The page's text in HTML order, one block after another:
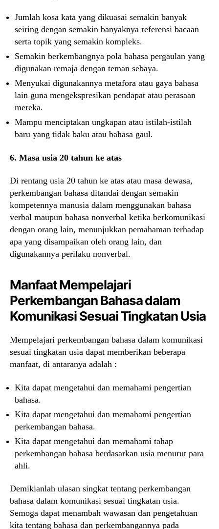
Jumlah kosa kata yang dikuasai semakin banyak
seiring dengan semakin banyaknya referensi bacaan
serta topik yang semakin kompleks.
Semakin berkembangnya pola bahasa pergaulan yang
digunakan remaja dengan teman sebaya.
Menyukai digunakannya metafora atau gaya bahasa
lain guna mengekspresikan pendapat atau perasaan
mereka.
Mampu menciptakan ungkapan atau istilah-istilah
baru yang tidak baku atau bahasa gaul.
6. Masa usia 20 tahun ke atas
Di rentang usia 20 tahun ke atas atau masa dewasa,
perkembangan bahasa ditandai dengan semakin
kompetennya manusia dalam menggunakan bahasa
verbal maupun bahasa nonverbal ketika berkomunikasi
dengan orang lain, menunjukkan pemahaman terhadap
apa yang disampaikan oleh orang lain, dan
digunakannya perilaku nonverbal.
Manfaat Mempelajari
Perkembangan Bahasa dalam
Komunikasi Sesuai Tingkatan Usia
Mempelajari perkembangan bahasa dalam komunikasi
sesuai tingkatan usia dapat memberikan beberapa
manfaat, di antaranya adalah :
Kita dapat mengetahui dan memahami pengertian
bahasa.
Kita dapat mengetahui dan memahami pengertian
perkembangan bahasa.
Kita dapat mengetahui dan memahami tahap
perkembangan bahasa berdasarkan usia menurut para
ahli.
Demikianlah ulasan singkat tentang perkembangan
bahasa dalam komunikasi sesuai tingkatan usia.
Semoga dapat menambah wawasan dan pengetahuan
kita tentang bahasa dan perkembangannya pada